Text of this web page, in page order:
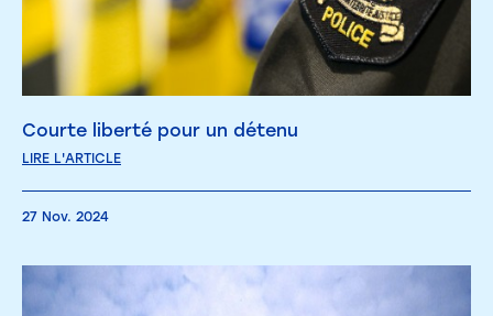
Courte liberté pour un détenu
LIRE L'ARTICLE
27 Nov. 2024